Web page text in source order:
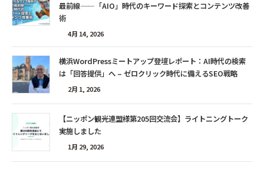
最前線——「AIO」時代のキーワード探索とコンテンツ改善
術
4月 14, 2026
横浜WordPressミートアップ登壇レポート：AI時代の検索
は「回答提供」へ – ゼロクリック時代に備えるSEO戦略
2月 1, 2026
【ニッポン観光連盟様第205回交流会】ライトニングトーク
実施しました
1月 29, 2026